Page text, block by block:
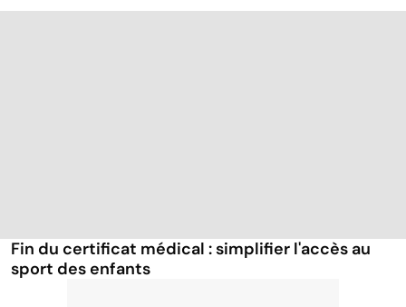
Fin du certificat médical : simplifier l'accès au
sport des enfants